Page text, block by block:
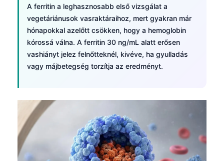
A ferritin a leghasznosabb első vizsgálat a
vegetáriánusok vasraktáraihoz, mert gyakran már
hónapokkal azelőtt csökken, hogy a hemoglobin
kórossá válna. A ferritin 30 ng/mL alatt erősen
vashiányt jelez felnőtteknél, kivéve, ha gyulladás
vagy májbetegség torzítja az eredményt.